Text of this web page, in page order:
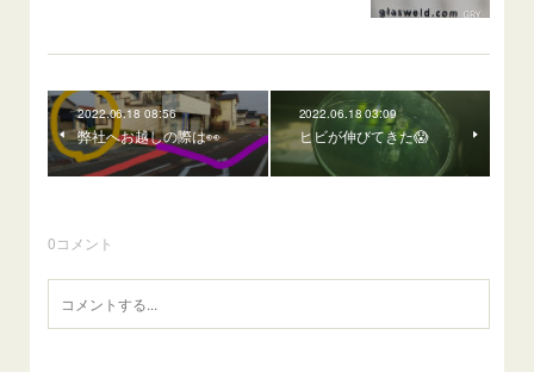
2022.06.18 08:56
弊社へお越しの際は👀
2022.06.18 03:09
ヒビが伸びてきた😱
0コメント